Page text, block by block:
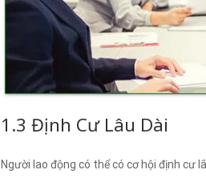
1.3 Định Cư Lâu Dài
Người lao động có thể có cơ hội định cư